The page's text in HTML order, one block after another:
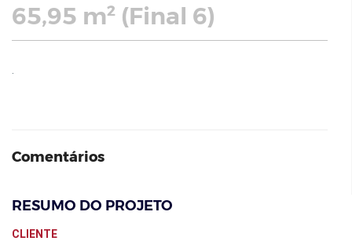
65,95 m² (Final 6)
Comentários
RESUMO DO PROJETO
CLIENTE